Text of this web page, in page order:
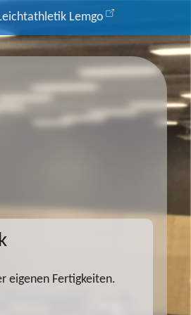
Lemgo
eigenen Fertigkeiten.